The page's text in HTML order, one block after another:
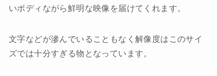
いボディながら鮮明な映像を届けてくれます。
文字などが滲んでいることもなく解像度はこのサイ
ズでは十分すぎる物となっています。